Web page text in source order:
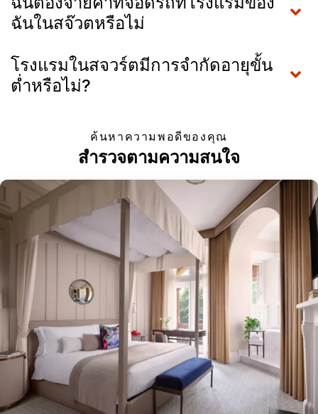
ฉันในสจ๊วตหรือไม่
โรงแรมในสจวร์ตมีการจำกัดอายุขั้น
ต่ำหรือไม่?
ค้นหาความพอดีของคุณ
สำรวจตามความสนใจ